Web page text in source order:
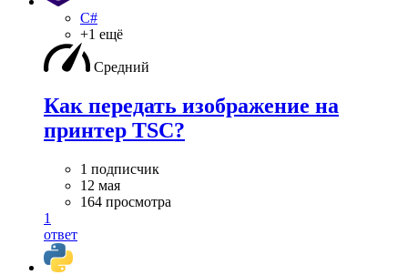
C#
+1 ещё
Средний
Как передать изображение на
принтер TSC?
1 подписчик
12 мая
164 просмотра
1
ответ